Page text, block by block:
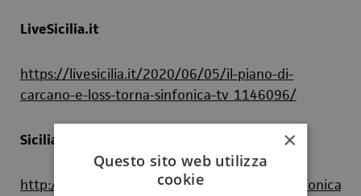
LiveSicilia.it
https://livesicilia.it/2020/06/05/il-piano-di-
carcano-e-loss-torna-sinfonica-tv_1146096/
Siciliaunonews.it
http://www.siciliaunonews.com/2020/06/sinfonica-
×
Questo sito web utilizza
cookie